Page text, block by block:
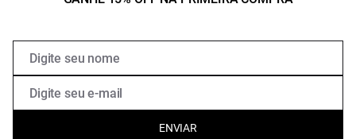
ENVIAR